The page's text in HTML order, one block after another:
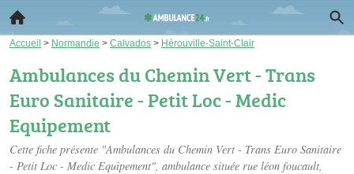
Accueil > Normandie > Calvados > Hérouville-Saint-Clair
Ambulances du Chemin Vert - Trans
Euro Sanitaire - Petit Loc - Medic
Equipement
Cette fiche présente "Ambulances du Chemin Vert - Trans Euro Sanitaire
- Petit Loc - Medic Equipement", ambulance située rue léon foucault,